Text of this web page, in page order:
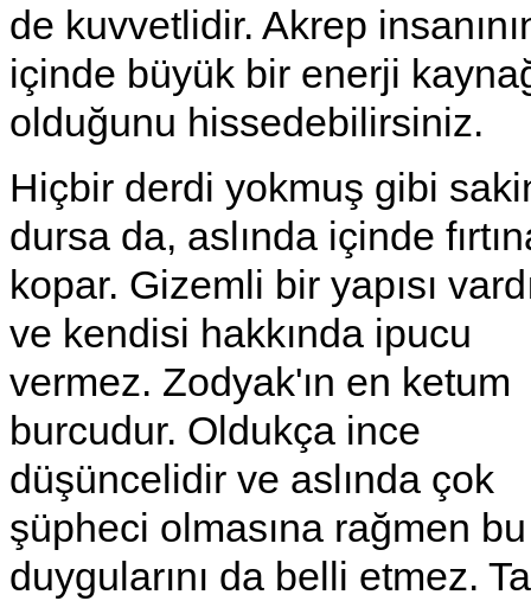
de kuvvetlidir. Akrep
içinde büyük bir enerji
olduğunu hissedebilirsiniz.
Hiçbir derdi yokmuş gibi
dursa da, aslında içinde
kopar. Gizemli bir yapısı
ve kendisi hakkında ipucu
vermez. Zodyak'ın en ketum
burcudur. Oldukça ince
düşüncelidir ve aslında çok
şüpheci olmasına rağmen bu
duygularını da belli etmez.